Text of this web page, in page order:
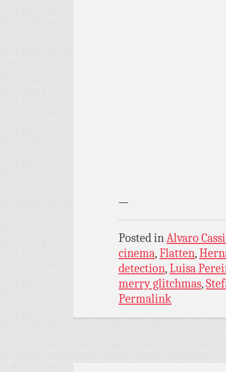
—
Posted inAlvaro
cinema,Flatten,
detection,Luisa
merry glitchmas,
Permalink